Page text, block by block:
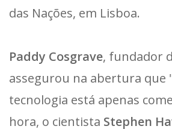
das Nações, em Lisboa.
Paddy Cosgrave, fundador
assegurou na abertura que
tecnologia está apenas
hora, o cientista Stephen